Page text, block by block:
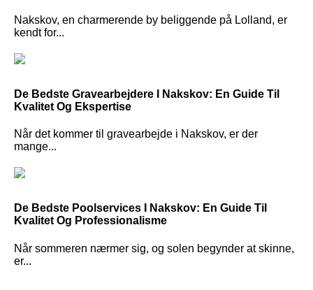
Nakskov, en charmerende by beliggende på Lolland, er
kendt for...
De Bedste Gravearbejdere I Nakskov: En Guide Til
Kvalitet Og Ekspertise
Når det kommer til gravearbejde i Nakskov, er der
mange...
De Bedste Poolservices I Nakskov: En Guide Til
Kvalitet Og Professionalisme
Når sommeren nærmer sig, og solen begynder at skinne,
er...